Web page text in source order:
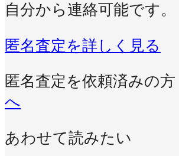
自分から連絡可能です。
匿名査定を詳しく見る
匿名査定を依頼済みの方
へ
あわせて読みたい